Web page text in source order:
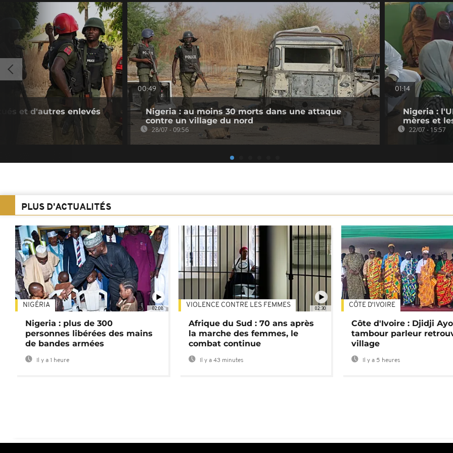
et d'autres enlevés
00:49
Nigeria : au moins 30 morts dans une attaque
contre un village du nord
28/07 - 09:56
01:14
Nigeria :
mères et
22/07 - 15:57
PLUS D'ACTUALITÉS
02:08
NIGÉRIA
Nigeria : plus de 300
personnes libérées des mains
de bandes armées
Il y a 1 heure
02:30
VIOLENCE CONTRE LES FEMMES
Afrique du Sud : 70 ans après
la marche des femmes, le
combat continue
Il y a 43 minutes
CÔTE D'IVOIRE
Côte d'Ivoire : Djidji
tambour parleur
village
Il y a 5 heures